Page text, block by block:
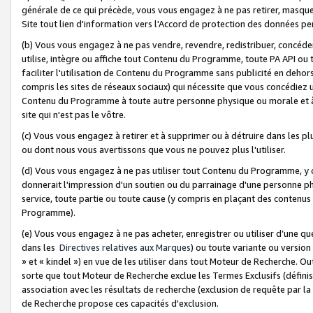
générale de ce qui précède, vous vous engagez à ne pas retirer,
Site tout lien d'information vers l'Accord de protection des données
(b) Vous vous engagez à ne pas vendre, revendre, redistribuer,
utilise, intègre ou affiche tout Contenu du Programme, toute PA API
faciliter l'utilisation de Contenu du Programme sans publicité en
compris les sites de réseaux sociaux) qui nécessite que vous
Contenu du Programme à toute autre personne physique ou morale
site qui n'est pas le vôtre.
(c) Vous vous engagez à retirer et à supprimer ou à détruire dans les
ou dont nous vous avertissons que vous ne pouvez plus l'utiliser.
(d) Vous vous engagez à ne pas utiliser tout Contenu du Programme,
donnerait l'impression d'un soutien ou du parrainage d'une personne
service, toute partie ou toute cause (y compris en plaçant des
Programme).
(e) Vous vous engagez à ne pas acheter, enregistrer ou utiliser d’une
dans les Directives relatives aux Marques) ou toute variante ou
» et « kindel ») en vue de les utiliser dans tout Moteur de Recherche.
sorte que tout Moteur de Recherche exclue les Termes Exclusifs
association avec les résultats de recherche (exclusion de requête
de Recherche propose ces capacités d'exclusion.